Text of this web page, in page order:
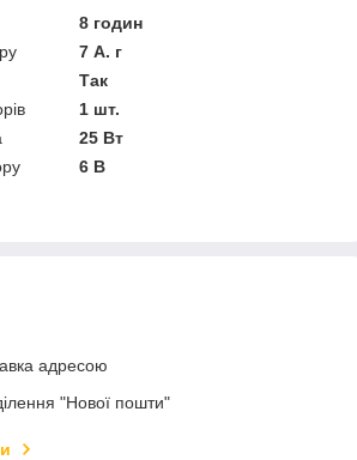
8 годин
7 А. г
Так
1 шт.
25 Вт
6 В
адресою
"Нової пошти"